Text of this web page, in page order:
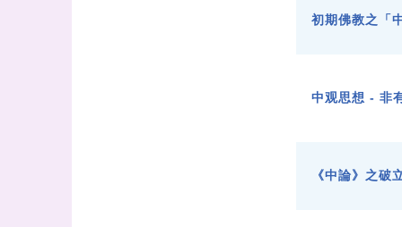
初期佛教之「
中观思想 - 非
《中論》之破